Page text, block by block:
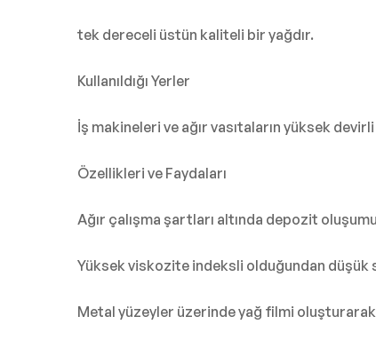
tek dereceli üstün kaliteli bir yağdır.
Kullanıldığı Yerler
İş makineleri ve ağır vasıtaların yüksek
Özellikleri ve Faydaları
Ağır çalışma şartları altında depozit
Yüksek viskozite indeksli olduğundan düşük
Metal yüzeyler üzerinde yağ filmi